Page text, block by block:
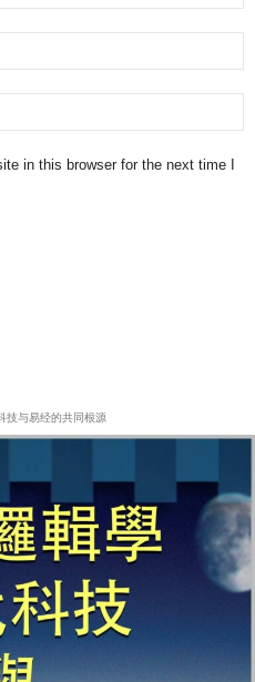
in this browser for the next time I
技与易经的共同根源